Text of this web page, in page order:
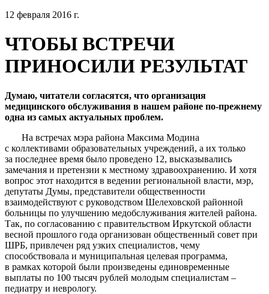
12 февраля 2016 г.
ЧТОБЫ ВСТРЕЧИ
ПРИНОСИЛИ РЕЗУЛЬТАТ
Думаю, читатели согласятся, что организация
медицинского обслуживания в нашем районе по-прежнему
одна из самых актуальных проблем.
На встречах мэра района Максима Модина
с коллективами образовательных учреждений, а их только
за последнее время было проведено 12, высказывались
замечания и претензии к местному здравоохранению. И хотя
вопрос этот находится в ведении региональной власти, мэр,
депутаты Думы, представители общественности
взаимодействуют с руководством Шелеховской районной
больницы по улучшению медобслуживания жителей района.
Так, по согласованию с правительством Иркутской области
весной прошлого года организован общественный совет при
ШРБ, привлечен ряд узких специалистов, чему
способствовала и муниципальная целевая программа,
в рамках которой были произведены единовременные
выплаты по 100 тысяч рублей молодым специалистам –
педиатру и неврологу.